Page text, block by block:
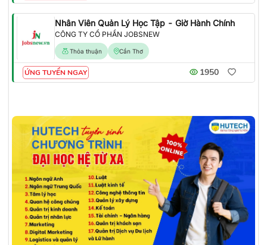
Nhân Viên Quản Lý Học Tập - Giờ Hành Chính
CÔNG TY CỔ PHẦN JOBSNEW
Thỏa thuận Cần Thơ
ỨNG TUYỂN NGAY 1950